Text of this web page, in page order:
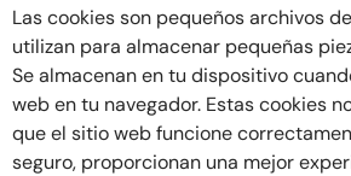
Las cookies son pequeños archivos
utilizan para almacenar pequeñas
Se almacenan en tu dispositivo
web en tu navegador. Estas cookies
que el sitio web funcione
seguro, proporcionan una mejor